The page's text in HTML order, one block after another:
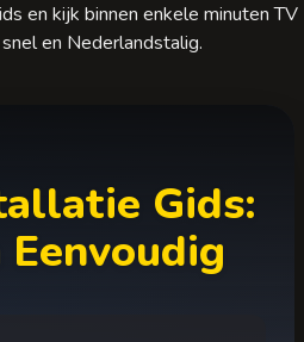
en kijk binnen enkele minuten TV
en Nederlandstalig.
Gids: